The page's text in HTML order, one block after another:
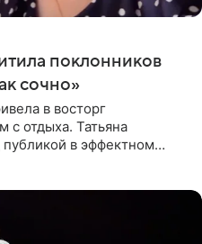
поклонников
сочно»
в восторг
с отдыха. Татьяна
в эффектном